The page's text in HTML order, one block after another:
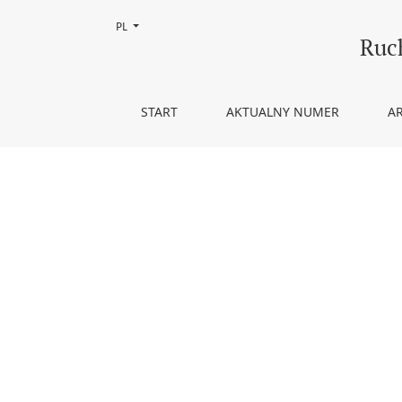
Sumienie sędziego
START AKTUALNY NUMER
Zmień język, obecnie wybrany to:
PL